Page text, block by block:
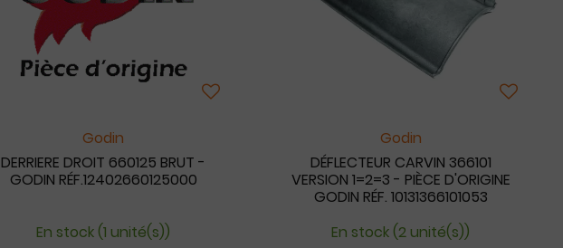
Godin
DERRIERE DROIT 660125 BRUT -
GODIN RÉF.12402660125000
En stock (1 unité(s))
Godin
DÉFLECTEUR CARVIN 366101
VERSION 1=2=3 - PIÈCE D'ORIGINE
GODIN RÉF. 10131366101053
En stock (2 unité(s))